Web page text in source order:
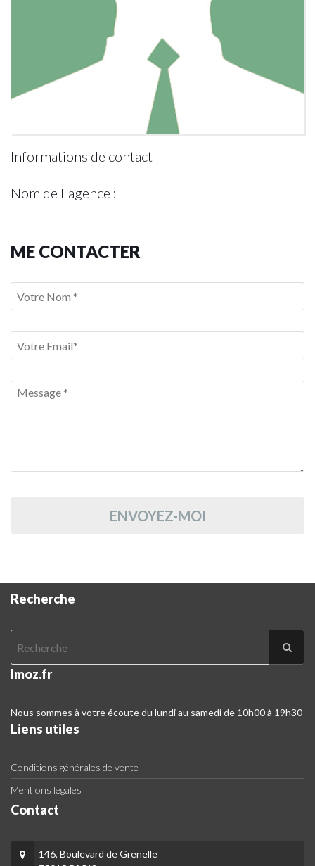
Informations de contact
Nom de L'agence :
ME CONTACTER
ENVOYEZ-MOI
Recherche
Imoz.fr
Nous sommes à votre écoute du lundi au samedi de 10h00 à 19h30
Liens utiles
Conditions générales de vente
Mentions légales
Contact
146, Boulevard de Grenelle